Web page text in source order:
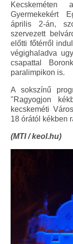
Gyermekekért
április 2-án,
szervezett
előtti főtérről
végighaladva
csapattal
paralimpikon is.
A sokszínű
"Ragyogjon
kecskeméti
18 órától kékben
(MTI / keol.hu)